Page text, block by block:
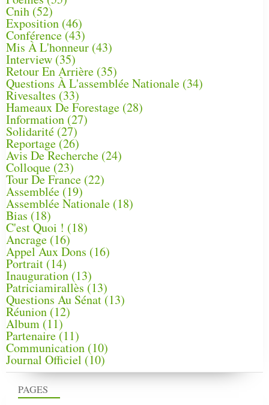
PAGES
Cnih (52)
Exposition (46)
Conférence(43)
Mis À L'honneur (43)
Interview (35)
Retour En Arrière (35)
Questions À L'assemblée Nationale (34)
Rivesaltes (33)
Hameaux De Forestage (28)
Information (27)
Solidarité (27)
Reportage(26)
Avis De Recherche (24)
Colloque (23)
Tour De France (22)
Assemblée (19)
Assemblée Nationale (18)
Bias (18)
C'est Quoi ! (18)
Ancrage (16)
Appel Aux Dons (16)
Portrait (14)
Inauguration (13)
Patriciamirallès (13)
Questions Au Sénat(13)
Réunion (12)
Album (11)
Partenaire(11)
Communication (10)
Journal Officiel (10)